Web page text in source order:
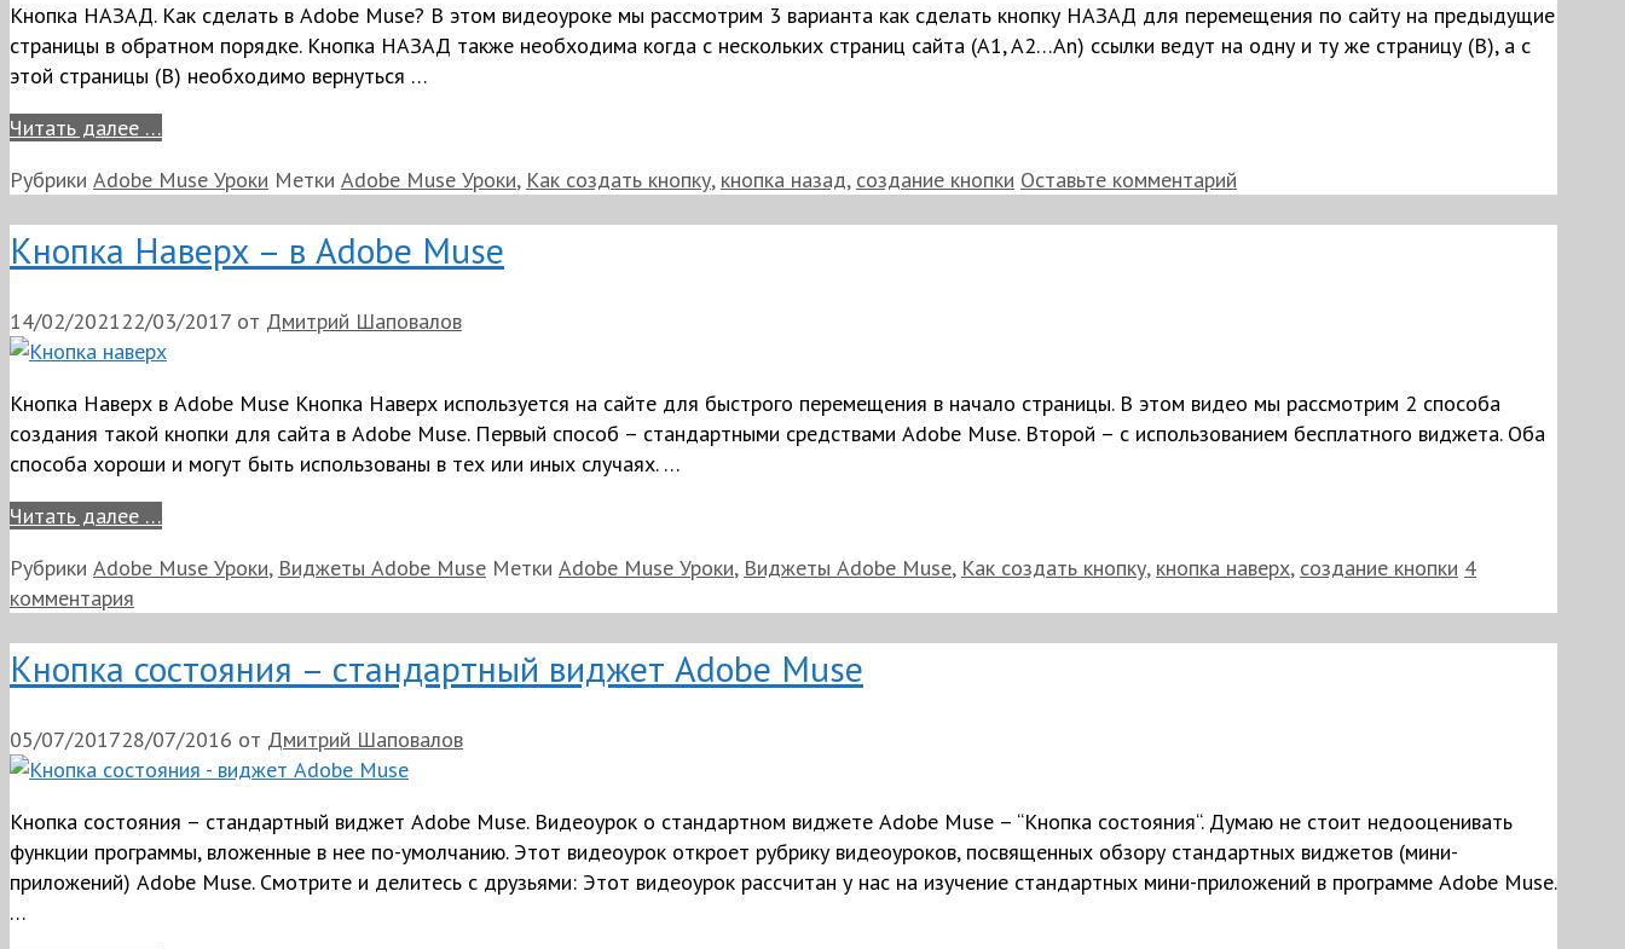
Кнопка НАЗАД. Как сделать в Adobe Muse? В этом видеоуроке мы рассмотрим 3 варианта как сделать кнопку НАЗАД для перемещения по сайту на предыдущие
страницы в обратном порядке. Кнопка НАЗАД также необходима когда с нескольких страниц сайта (A1, A2…An) ссылки ведут на одну и ту же страницу (B), а с
этой страницы (B) необходимо вернуться …
Читать далее …
Рубрики Adobe Muse Уроки Метки Adobe Muse Уроки, Как создать кнопку, кнопка назад, создание кнопки Оставьте комментарий
Кнопка Наверх – в Adobe Muse
14/02/202122/03/2017 от Дмитрий Шаповалов
Кнопка Наверх в Adobe Muse Кнопка Наверх используется на сайте для быстрого перемещения в начало страницы. В этом видео мы рассмотрим 2 способа
создания такой кнопки для сайта в Adobe Muse. Первый способ – стандартными средствами Adobe Muse. Второй – с использованием бесплатного виджета. Оба
способа хороши и могут быть использованы в тех или иных случаях. …
Читать далее …
Рубрики Adobe Muse Уроки, Виджеты Adobe Muse Метки Adobe Muse Уроки, Виджеты Adobe Muse, Как создать кнопку, кнопка наверх, создание кнопки 4
комментария
Кнопка состояния – стандартный виджет Adobe Muse
05/07/201728/07/2016 от Дмитрий Шаповалов
Кнопка состояния – стандартный виджет Adobe Muse. Видеоурок о стандартном виджете Adobe Muse – “Кнопка состояния“. Думаю не стоит недооценивать
функции программы, вложенные в нее по-умолчанию. Этот видеоурок откроет рубрику видеоуроков, посвященных обзору стандартных виджетов (мини-
приложений) Adobe Muse. Смотрите и делитесь с друзьями: Этот видеоурок рассчитан у нас на изучение стандартных мини-приложений в программе Adobe Muse.
…